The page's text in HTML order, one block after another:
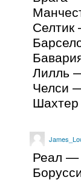
Лилль
Челси
Реал —